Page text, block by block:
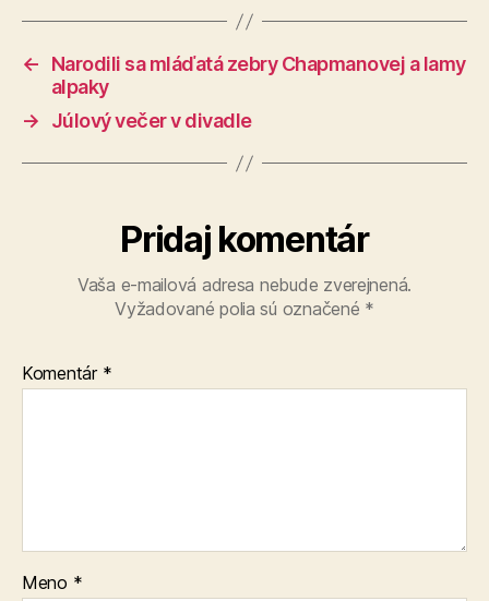
←
Narodili sa mláďatá zebry Chapmanovej a lamy
alpaky
→
Júlový večer v divadle
Pridaj komentár
Vaša e-mailová adresa nebude zverejnená.
Vyžadované polia sú označené *
Komentár *
Meno *